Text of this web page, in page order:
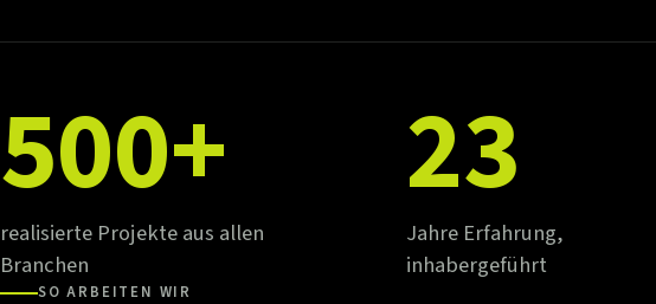
500+
realisierte Projekte aus allen
Branchen
23
Jahre Erfahrung,
inhabergeführt
SO ARBEITEN WIR